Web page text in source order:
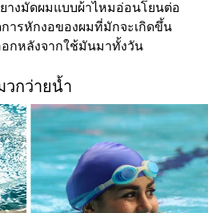
างมัดผมแบบผ้าไหมอ่อนโยนต่อ
ารหักงอของผมที่มักจะเกิดขึ้น
อกหลังจากใช้มันมาทั้งวัน
วกว่ายน้ำ